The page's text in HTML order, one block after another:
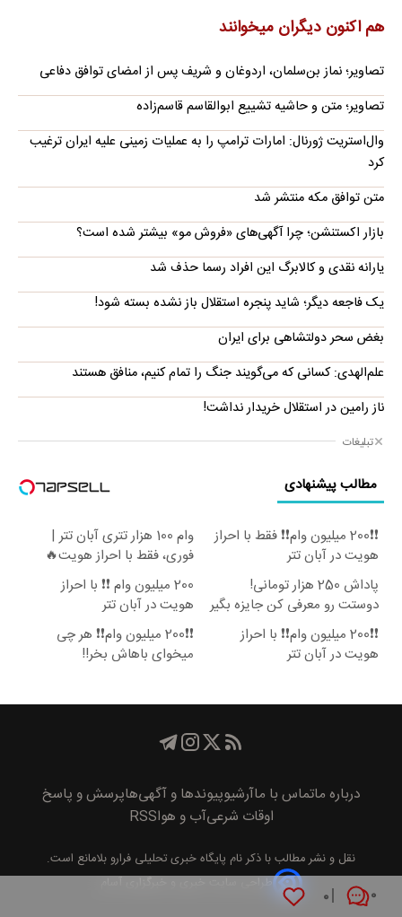
۰ ۰
هم اکنون دیگران میخوانند
تصاویر؛ نماز بن‌سلمان، اردوغان و شریف پس از امضای توافق دفاعی
تصاویر؛ متن و حاشیه تشییع ابوالقاسم قاسم‌زاده
وال‌استریت ژورنال: امارات ترامپ را به عملیات زمینی علیه ایران ترغیب
کرد
متن توافق مکه منتشر شد
بازار اکستنشن؛ چرا آگهی‌های «فروش مو» بیشتر شده است؟
یارانه نقدی و کالابرگ این افراد رسما حذف شد
یک فاجعه دیگر؛ شاید پنجره استقلال باز نشده بسته شود!
بغض سحر دولتشاهی برای ایران
علم‌الهدی: کسانی که می‌گویند جنگ را تمام کنیم، منافق هستند
ناز رامین در استقلال خریدار نداشت!
تبلیغات
مطالب پیشنهادی
❗❗200 میلیون وام❗❗ فقط با احراز
هویت در آبان تتر
وام 100 هزار تتری آبان تتر |
فوری، فقط با احراز هویت🔥
پاداش 250 هزار تومانی!
دوستت رو معرفی کن جایزه بگیر
😍
200 میلیون وام ❗❗ با احراز
هویت در آبان تتر
❗❗200 میلیون وام❗❗ با احراز
هویت در آبان تتر
❗❗200 میلیون وام❗❗ هر چی
میخوای باهاش بخر!!
درباره ماتماس با ماآرشیوپیوند‌ها و آگهی‌هاپرسش و پاسخ
اوقات شرعیآب و هواRSS
نقل و نشر مطالب با ذکر نام پايگاه خبری تحليلی فرارو بلامانع است.